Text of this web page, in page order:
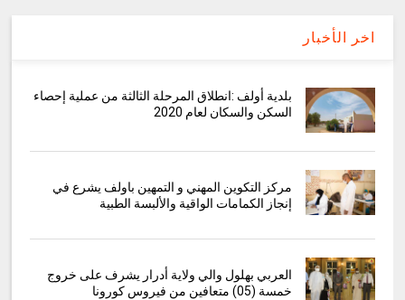
اخر الأخبار
بلدية أولف :انطلاق المرحلة الثالثة من عملية إحصاء
السكن والسكان لعام 2020
مركز التكوين المهني و التمهين باولف يشرع في
إنجاز الكمامات الواقية والألبسة الطبية
العربي بهلول والي ولاية أدرار يشرف على خروج
خمسة (05) متعافين من فيروس كورونا